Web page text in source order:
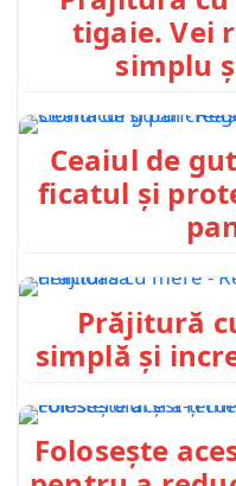
tigaie. Vei
simplu
Ceaiul de
ficatul și
Prăjitură
simplă și
Folosește